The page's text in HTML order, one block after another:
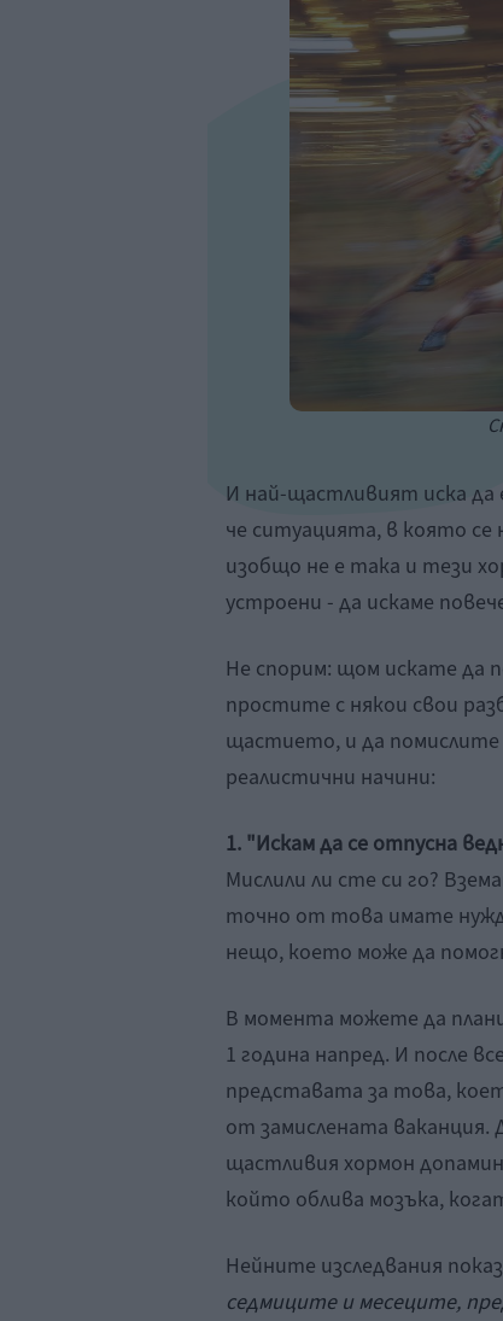
И най-щастливият иска да
че ситуацията, в която се
изобщо не е така и тези
устроени - да искаме
Не спорим: щом искате да
простите с някои свои
щастието, и да
реалистични начини:
1. "Искам да се отпусна
Мислили ли сте си го?
точно от това имате
нещо, което може да
В момента можете да
1 година напред. И после
представата за това,
от замислената ваканция.
щастливия хормон
който облива мозъка,
Нейните изследвания
седмиците и месеците,